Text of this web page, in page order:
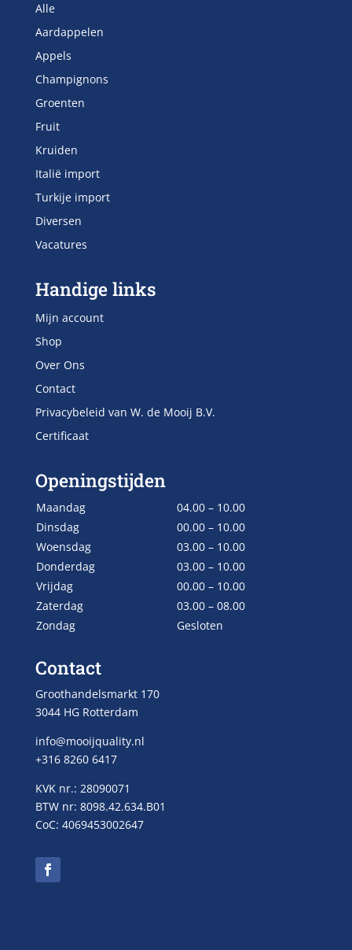
Alle
Aardappelen
Appels
Champignons
Groenten
Fruit
Kruiden
Italië import
Turkije import
Diversen
Vacatures
Handige links
Mijn account
Shop
Over Ons
Contact
Privacybeleid van W. de Mooij B.V.
Certificaat
Openingstijden
Maandag
04.00 – 10.00
Dinsdag
00.00 – 10.00
Woensdag
03.00 – 10.00
Donderdag
03.00 – 10.00
Vrijdag
00.00 – 10.00
Zaterdag
03.00 – 08.00
Zondag
Gesloten
Contact
Groothandelsmarkt 170
3044 HG Rotterdam
info@mooijquality.nl
+316 8260 6417
KVK nr.: 28090071
BTW nr: 8098.42.634.B01
CoC: 4069453002647